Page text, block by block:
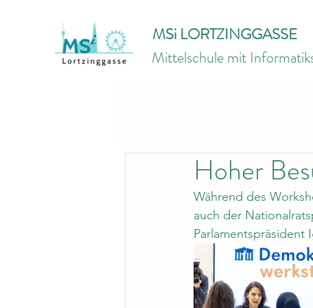
MSi LORTZINGGASSE
Mittelschule mit
Hoher
Während des
auch der
Parlamentspräsident